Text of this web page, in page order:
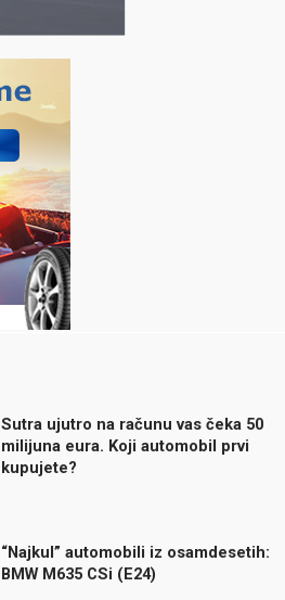
Sutra ujutro na računu vas čeka 50
milijuna eura. Koji automobil prvi
kupujete?
“Najkul” automobili iz osamdesetih:
BMW M635 CSi (E24)